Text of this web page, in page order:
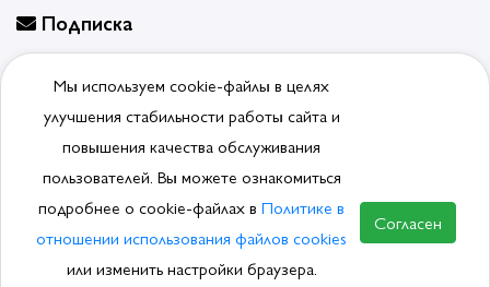
Подписка
Отписаться от рассылки
© 2026, Ассоциация производителей и поставщиков
сантехники.Политика обработки ПДн
Мы используем cookie-файлы в целях
улучшения стабильности работы сайта и
повышения качества обслуживания
пользователей. Вы можете ознакомиться
подробнее о cookie-файлах в Политике в
отношении использования файлов cookies
или изменить настройки браузера.
Согласен